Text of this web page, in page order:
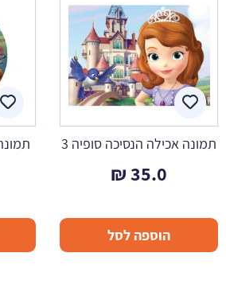
תמונה אכילה הנסיכה סופיה 3
35.0
₪
הוספה לסל